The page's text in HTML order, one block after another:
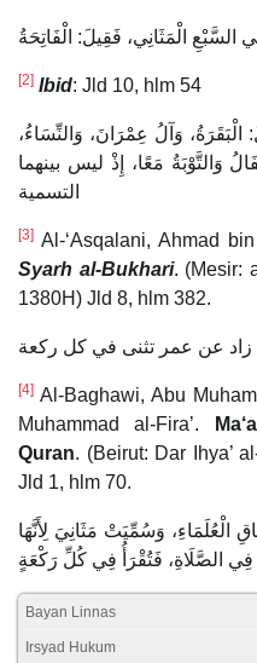
السَّبْعِ الْمَثَانِي، فَقِيلَ: الْفَاتِحَةُ
[2] Ibid: Jld 10, hlm 54
وَآلُ عِمْرَانَ، وَالنِّسَاءُ،
وَالتَّوْبَةُ مَعًا، إِذْ ليس بينهما
التسمية
[3] Al-‘Asqalani, Ahmad
Syarh al-Bukhari. (Mesir:
1380H) Jld 8, hlm 382.
زاد عن عمر تثنى في كل ركعة
[4] Al-Baghawi, Abu
Muhammad al-Fira’.
Quran. (Beirut: Dar Ihya’
Jld 1, hlm 70.
الْعُلَمَاءِ، وَسُمِّيَتْ مَثَانِيَ لِأَنَّهَا
فِي الصَّلَاةِ، فَتُقْرَأُ فِي كُلِّ رَكْعَةٍ
Bayan Linnas
Irsyad Hukum